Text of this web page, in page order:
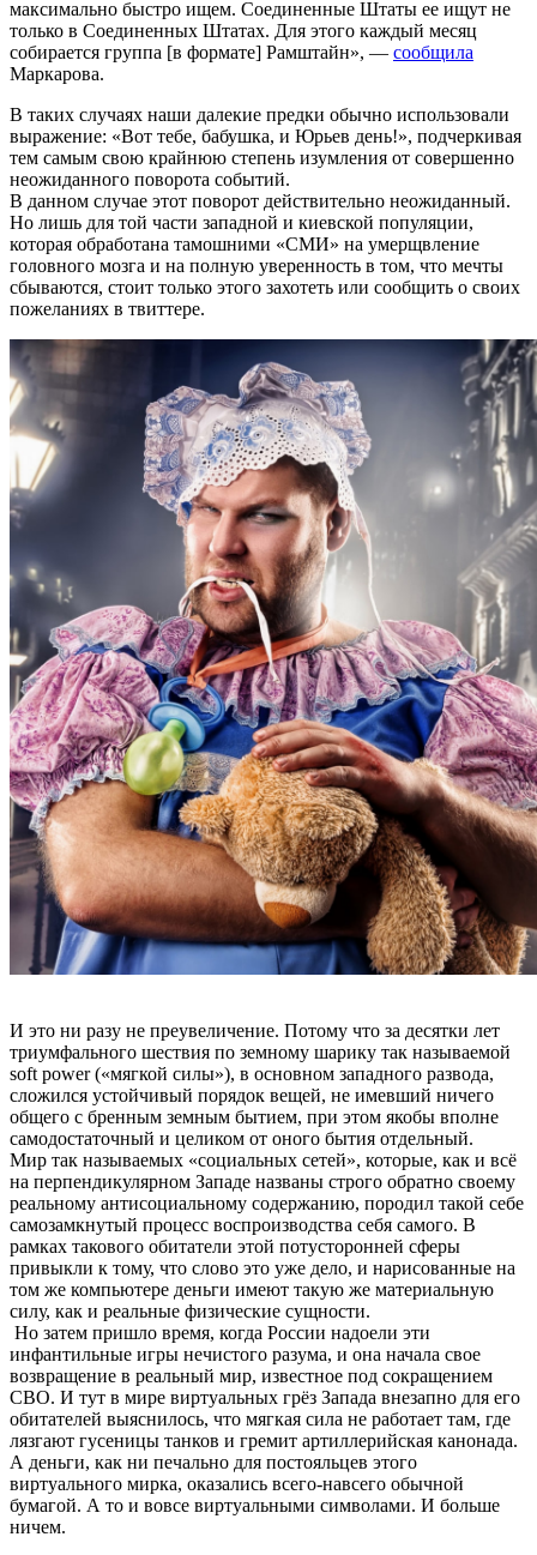
максимально быстро ищем. Соединенные Штаты ее ищут не
только в Соединенных Штатах. Для этого каждый месяц
собирается группа [в формате] Рамштайн», — сообщила
Маркарова.
В таких случаях наши далекие предки обычно использовали
выражение: «Вот тебе, бабушка, и Юрьев день!», подчеркивая
тем самым свою крайнюю степень изумления от совершенно
неожиданного поворота событий.
В данном случае этот поворот действительно неожиданный.
Но лишь для той части западной и киевской популяции,
которая обработана тамошними «СМИ» на умерщвление
головного мозга и на полную уверенность в том, что мечты
сбываются, стоит только этого захотеть или сообщить о своих
пожеланиях в твиттере.
И это ни разу не преувеличение. Потому что за десятки лет
триумфального шествия по земному шарику так называемой
soft power («мягкой силы»), в основном западного развода,
сложился устойчивый порядок вещей, не имевший ничего
общего с бренным земным бытием, при этом якобы вполне
самодостаточный и целиком от оного бытия отдельный.
Мир так называемых «социальных сетей», которые, как и всё
на перпендикулярном Западе названы строго обратно своему
реальному антисоциальному содержанию, породил такой себе
самозамкнутый процесс воспроизводства себя самого. В
рамках такового обитатели этой потусторонней сферы
привыкли к тому, что слово это уже дело, и нарисованные на
том же компьютере деньги имеют такую же материальную
силу, как и реальные физические сущности.
Но затем пришло время, когда России надоели эти
инфантильные игры нечистого разума, и она начала свое
возвращение в реальный мир, известное под сокращением
СВО. И тут в мире виртуальных грёз Запада внезапно для его
обитателей выяснилось, что мягкая сила не работает там, где
лязгают гусеницы танков и гремит артиллерийская канонада.
А деньги, как ни печально для постояльцев этого
виртуального мирка, оказались всего-навсего обычной
бумагой. А то и вовсе виртуальными символами. И больше
ничем.